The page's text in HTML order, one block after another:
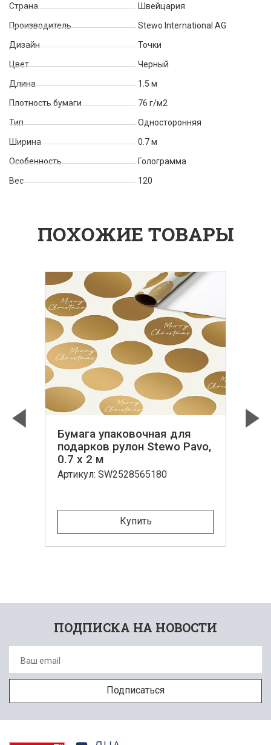
Страна
Швейцария
Производитель
Stewo International AG
Дизайн
Точки
Цвет
Черный
Длина
1.5 м
Плотность бумаги
76 г/м2
Тип
Односторонняя
Ширина
0.7 м
Особенность
Голограмма
Вес
120
ПОХОЖИЕ ТОВАРЫ
Бумага упаковочная для
подарков рулон Stewo Pavo,
0.7 x 2 м
Артикул: SW2528565180
Купить
ПОДПИСКА НА НОВОСТИ